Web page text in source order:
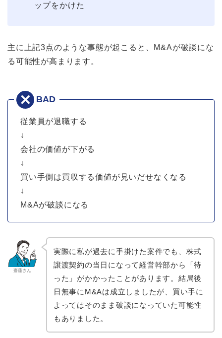
ップをかけた
主に上記3点のような事態が起こると、M&Aが破談にな
る可能性が高まります。
従業員が退職する
↓
会社の価値が下がる
↓
買い手側は買収する価値が見いだせなくなる
↓
M&Aが破談になる
齋藤さん
実際に私が過去に手掛けた案件でも、株式
譲渡契約の当日になって経営幹部から「待
った」がかかったことがあります。結局後
日無事にM&Aは成立しましたが、買い手に
よってはそのまま破談になっていた可能性
もありました。